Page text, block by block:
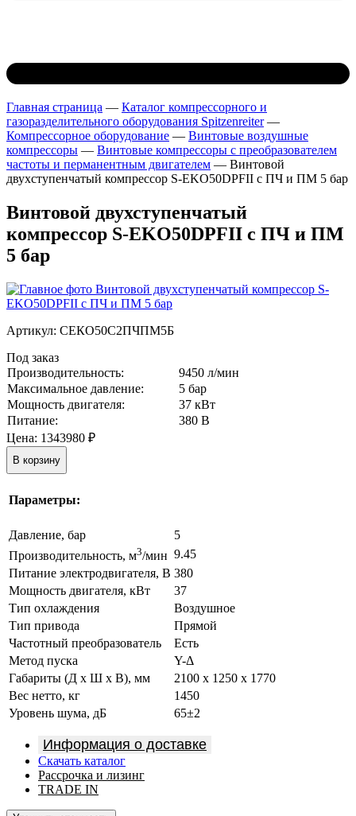
Главная страница — Каталог компрессорного и
газоразделительного оборудования Spitzenreiter—
Компрессорное оборудование — Винтовые воздушные
компрессоры — Винтовые компрессоры с преобразователем
частоты и перманентным двигателем — Винтовой
двухступенчатый компрессор S-EKO50DPFII с ПЧ и ПМ 5 бар
Винтовой двухступенчатый
компрессор S-EKO50DPFII с ПЧ и ПМ
5 бар
Артикул: СЕКО50С2ПЧПМ5Б
Под заказ
Производительность:
9450 л/мин
Максимальное давление:
5 бар
Мощность двигателя:
37 кВт
Питание:
380 В
Цена: 1343980 ₽
В корзину
Параметры:
Давление, бар
5
Производительность, м3/мин 9.45
Питание электродвигателя, В 380
Мощность двигателя, кВт
37
Тип охлаждения
Воздушное
Тип привода
Прямой
Частотный преобразователь
Есть
Метод пуска
Y-Δ
Габариты (Д х Ш х В), мм
2100 х 1250 х 1770
Вес нетто, кг
1450
Уровень шума, дБ
65±2
Информация о доставке
Скачать каталог
Рассрочка и лизинг
TRADE IN